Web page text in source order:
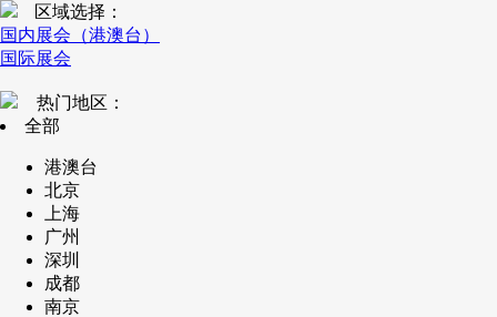
区域选择：
国内展会（港澳台）
国际展会
热门地区：
全部
港澳台
北京
上海
广州
深圳
成都
南京